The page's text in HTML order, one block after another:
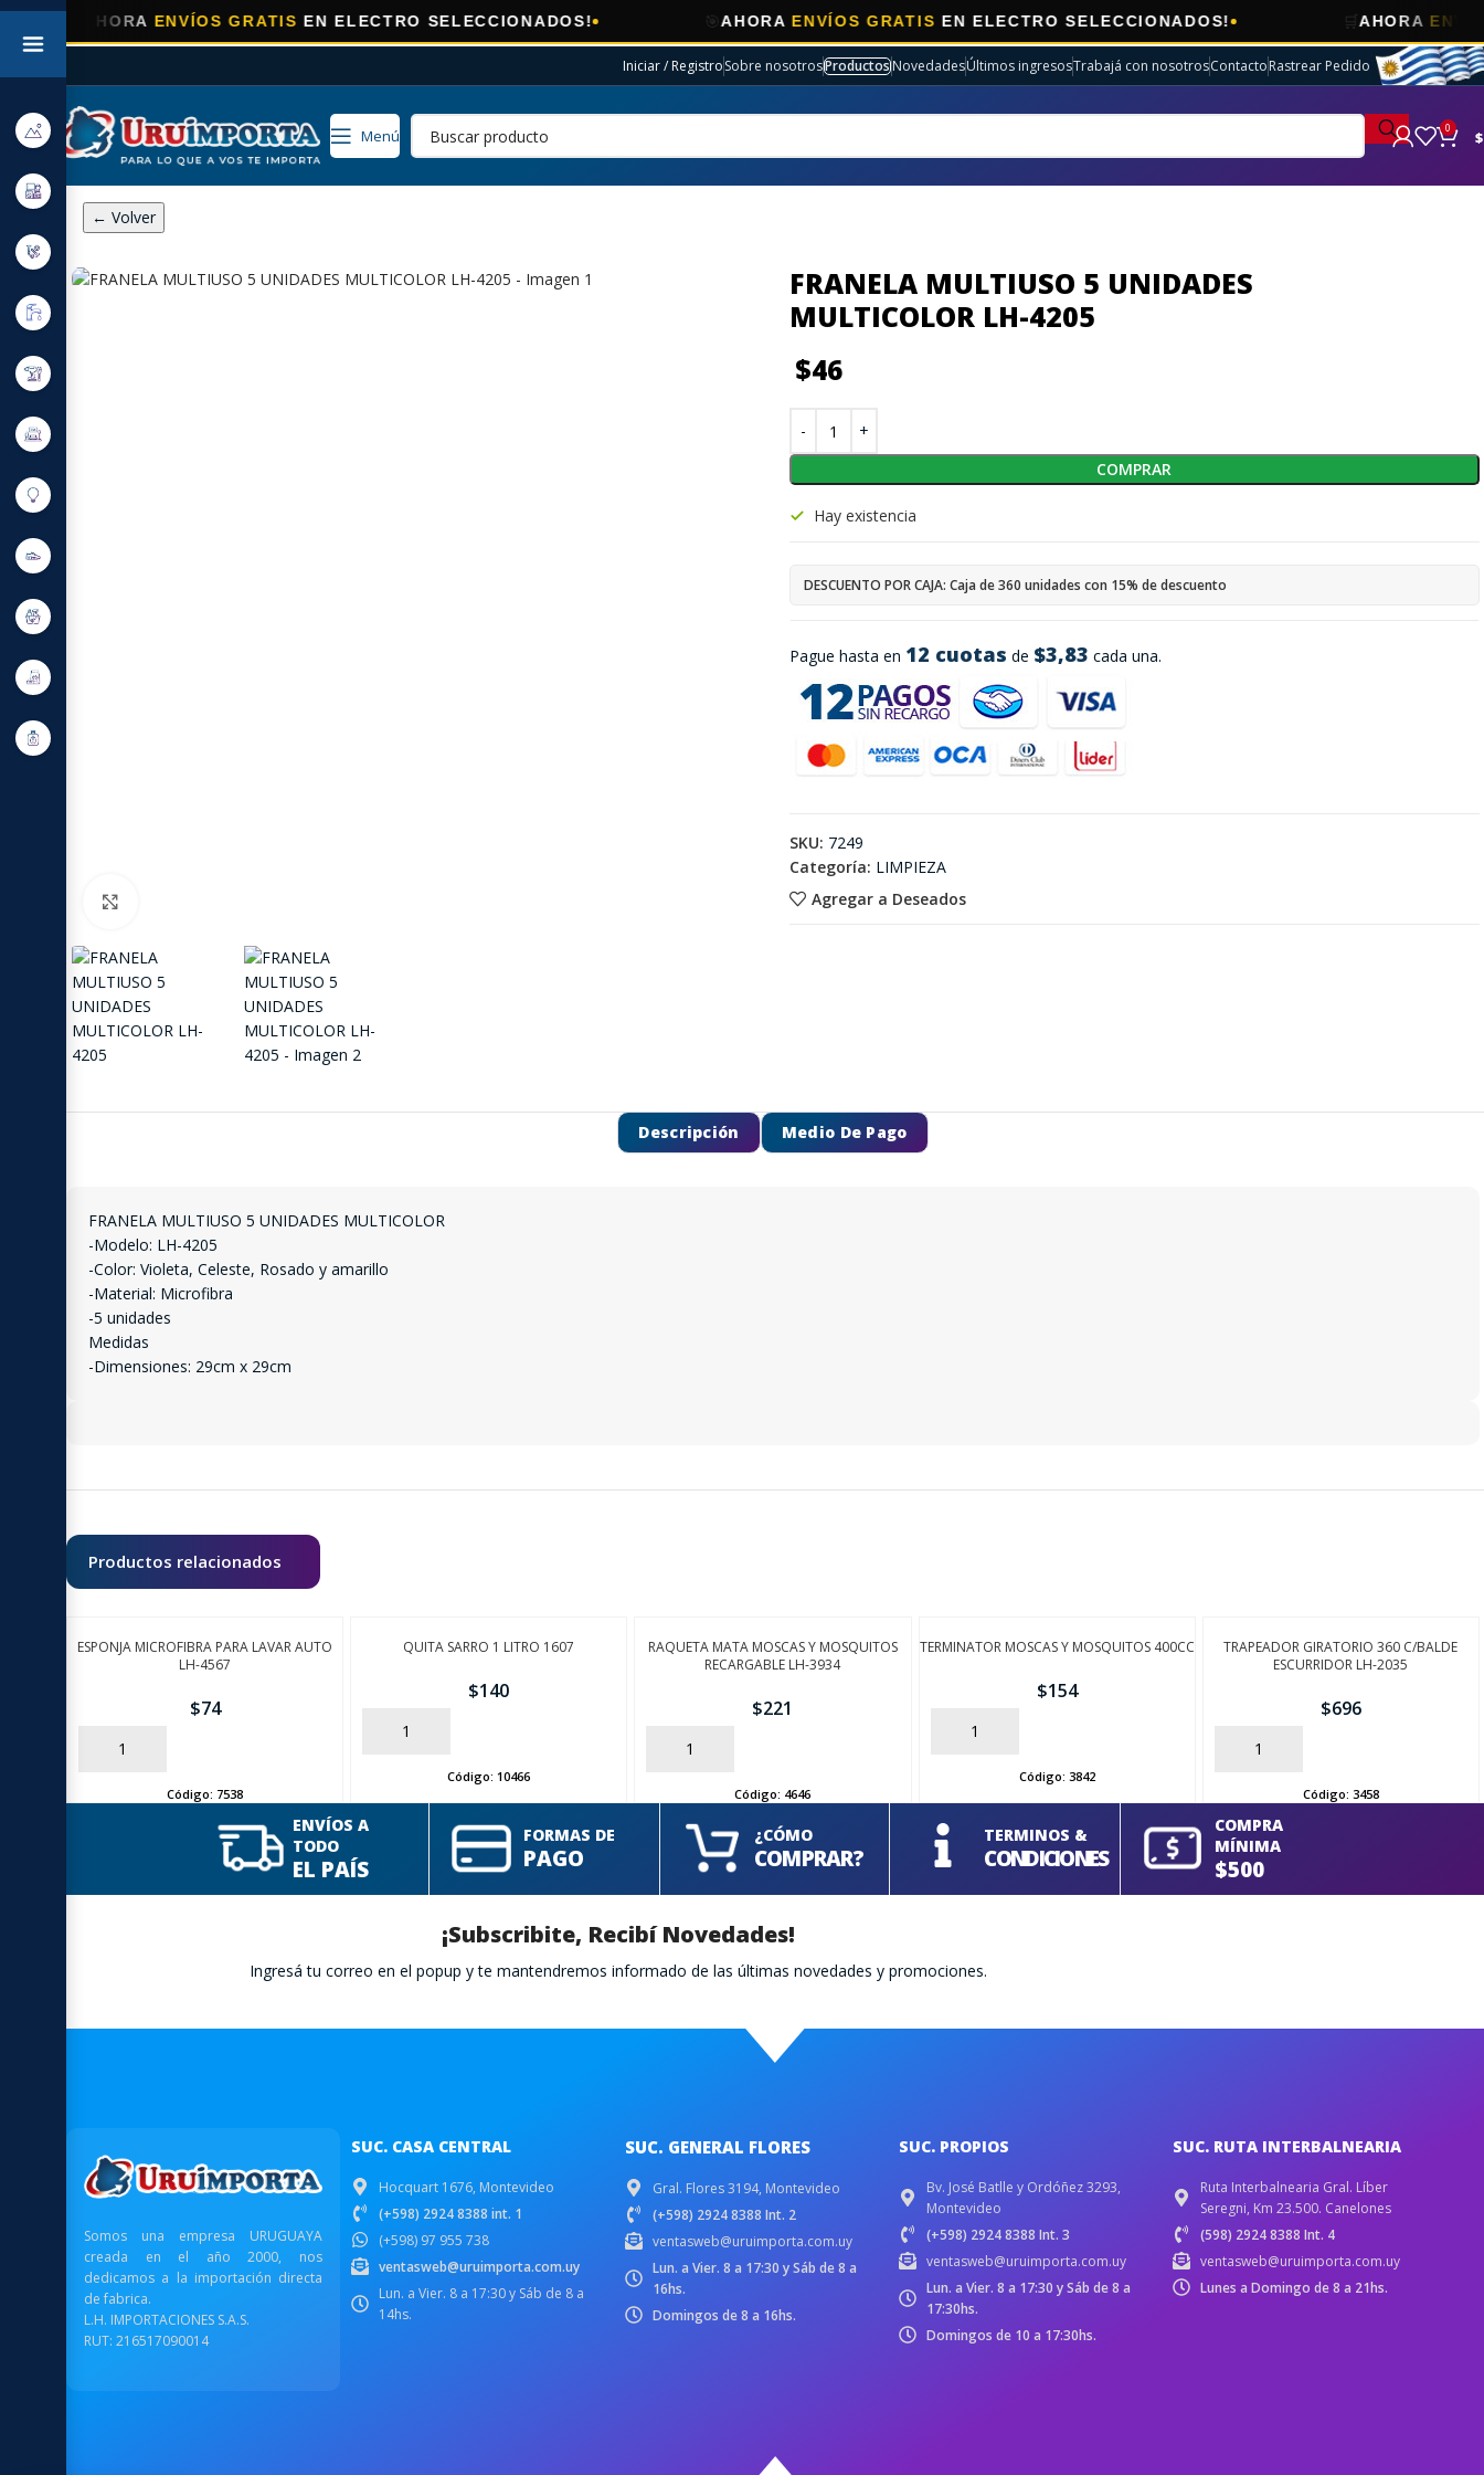
ENVÍOS GRATIS EN ELECTRO SELECCIONADOS! AHORA ENVÍOS GRATIS EN ELECTRO SELECCIONADOS! AHORA ENVÍOS
Iniciar / RegistroSobre nosotrosProductosNovedadesÚltimos ingresosTrabajá con nosotrosContactoRastrear Pedido
Menú 0 $
← Volver
FRANELA MULTIUSO 5 UNIDADES
MULTICOLOR LH-4205
$46
Pague hasta en 12 cuotas de $3,83 cada una.
Hay existencia
DESCUENTO POR CAJA: Caja de 360 unidades con 15% de descuento
COMPRAR
Agregar a Deseados
SKU: 7249
Categoría: LIMPIEZA
Descripción Medio De Pago
FRANELA MULTIUSO 5 UNIDADES MULTICOLOR
-Modelo: LH-4205
-Color: Violeta, Celeste, Rosado y amarillo
-Material: Microfibra
-5 unidades
Medidas
-Dimensiones: 29cm x 29cm
Productos relacionados
ESPONJA MICROFIBRA PARA LAVAR AUTO
LH-4567
$74
AÑADIR
Código: 7538
QUITA SARRO 1 LITRO 1607
$140
AÑADIR
Código:10466
RAQUETA MATA MOSCAS Y MOSQUITOS
RECARGABLE LH-3934
$221
AÑADIR
Código: 4646
TERMINATOR MOSCAS Y MOSQUITOS 400CC
$154
AÑADIR
Código: 3842
TRAPEADOR GIRATORIO 360 C/BALDE
ESCURRIDOR LH-2035
$696
AÑADIR
Código: 3458
ENVÍOS A
TODO
EL PAÍS
FORMAS DE
PAGO
¿CÓMO
COMPRAR?
TERMINOS &
CONDICIONES
COMPRA
MÍNIMA
$500
¡Subscribite, Recibí Novedades!
Ingresá tu correo en el popup y te mantendremos informado de las últimas novedades y promociones.
Somos una empresa URUGUAYA
creada en el año 2000, nos
dedicamos a la importación directa
de fabrica.
L.H. IMPORTACIONES S.A.S.
RUT: 216517090014
SUC. CASA CENTRAL
Hocquart 1676, Montevideo
(+598) 2924 8388 int. 1
(+598) 97 955 738
ventasweb@uruimporta.com.uy
Lun. a Vier. 8 a 17:30 y Sáb de 8 a
14hs.
SUC. GENERAL FLORES
Gral. Flores 3194, Montevideo
(+598) 2924 8388 Int. 2
ventasweb@uruimporta.com.uy
Lun. a Vier. 8 a 17:30 y Sáb de 8 a
16hs.
Domingos de 8 a 16hs.
SUC. PROPIOS
Bv. José Batlle y Ordóñez 3293,
Montevideo
(+598) 2924 8388 Int. 3
ventasweb@uruimporta.com.uy
Lun. a Vier. 8 a 17:30 y Sáb de 8 a
17:30hs.
Domingos de 10 a 17:30hs.
SUC. RUTA INTERBALNEARIA
Ruta Interbalnearia Gral. Líber
Seregni, Km 23.500. Canelones
(598) 2924 8388 Int. 4
ventasweb@uruimporta.com.uy
Lunes a Domingo de 8 a 21hs.